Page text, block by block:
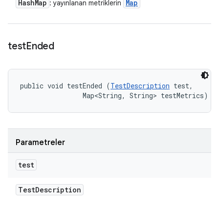
HashMap : yayınlanan metriklerin Map
testEnded
public void testEnded (TestDescription test,
                Map<String, String> testMetrics)
Parametreler
test
TestDescription